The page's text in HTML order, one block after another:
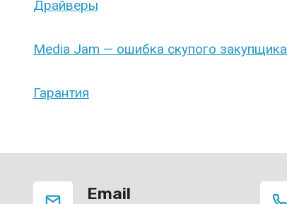
Драйверы
Media Jam — ошибка скупого закупщика
Гарантия
Email